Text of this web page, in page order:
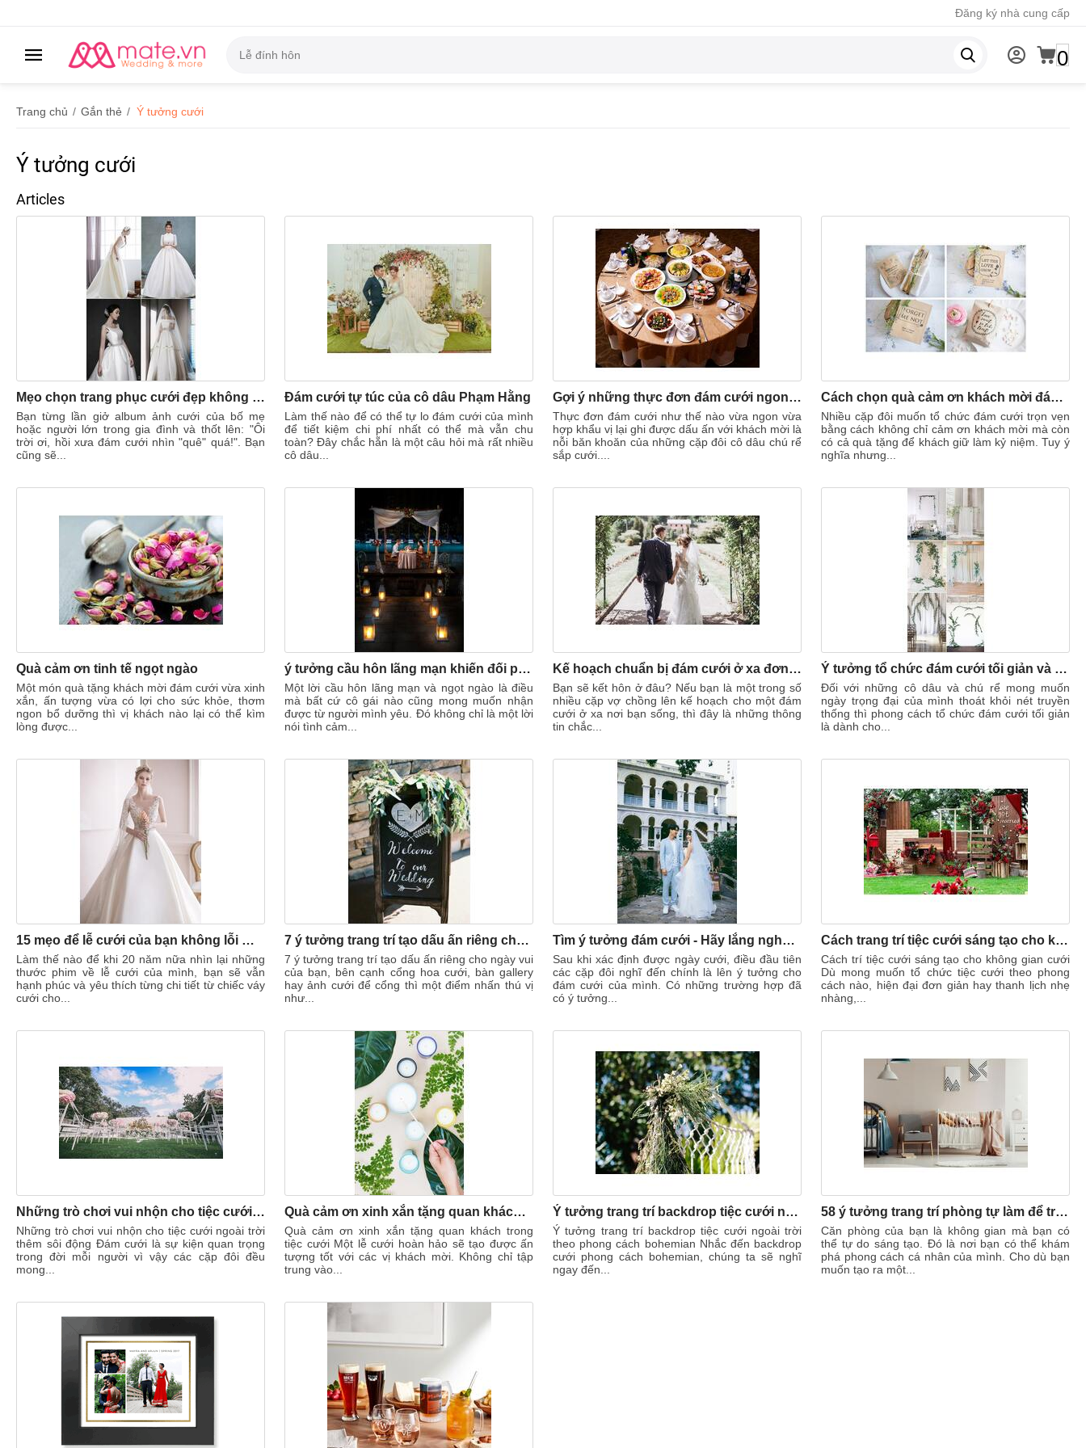
Đăng ký nhà cung cấp
0
Trang chủ / Gắn thẻ / Ý tưởng cưới
Ý tưởng cưới
Articles
Mẹo chọn trang phục cưới đẹp không lạc hậu bất chấp 25 năm sau
Bạn từng lần giở album ảnh cưới của bố mẹ
hoặc người lớn trong gia đình và thốt lên: "Ôi
trời ơi, hồi xưa đám cưới nhìn "quê" quá!". Bạn
cũng sẽ...
Đám cưới tự túc của cô dâu Phạm Hằng
Làm thế nào để có thể tự lo đám cưới của mình
để tiết kiệm chi phí nhất có thể mà vẫn chu
toàn? Đây chắc hẵn là một câu hỏi mà rất nhiều
cô dâu...
Gợi ý những thực đơn đám cưới ngon, lạ, sang trọng
Thực đơn đám cưới như thế nào vừa ngon vừa
hợp khẩu vị lại ghi được dấu ấn với khách mời là
nỗi băn khoăn của những cặp đôi cô dâu chú rể
sắp cưới....
Cách chọn quà cảm ơn khách mời đám cưới vừa đẹp vừa tiết kiệm
Nhiều cặp đôi muốn tổ chức đám cưới trọn vẹn
bằng cách không chỉ cảm ơn khách mời mà còn
có cả quà tặng để khách giữ làm kỷ niệm. Tuy ý
nghĩa nhưng...
Quà cảm ơn tinh tế ngọt ngào
Một món quà tặng khách mời đám cưới vừa xinh
xắn, ấn tượng vừa có lợi cho sức khỏe, thơm
ngon bổ dưỡng thì vị khách nào lại có thể kìm
lòng được...
ý tưởng cầu hôn lãng mạn khiến đối phương không thể chối từ
Một lời cầu hôn lãng mạn và ngọt ngào là điều
mà bất cứ cô gái nào cũng mong muốn nhận
được từ người mình yêu. Đó không chỉ là một lời
nói tình cảm...
Kế hoạch chuẩn bị đám cưới ở xa đơn giản dành cho các cặp đôi
Bạn sẽ kết hôn ở đâu? Nếu bạn là một trong số
nhiều cặp vợ chồng lên kế hoạch cho một đám
cưới ở xa nơi bạn sống, thì đây là những thông
tin chắc...
Ý tưởng tổ chức đám cưới tối giản và sang trọng cho cặp đôi trong năm 2020
Đối với những cô dâu và chú rể mong muốn
ngày trọng đại của mình thoát khỏi nét truyền
thống thì phong cách tổ chức đám cưới tối giản
là dành cho...
15 mẹo để lễ cưới của bạn không lỗi mốt ngay cả khi 20 năm nữa trôi qua
Làm thế nào để khi 20 năm nữa nhìn lại những
thước phim về lễ cưới của mình, bạn sẽ vẫn
hạnh phúc và yêu thích từng chi tiết từ chiếc váy
cưới cho...
7 ý tưởng trang trí tạo dấu ấn riêng cho ngày vui của bạn
7 ý tưởng trang trí tạo dấu ấn riêng cho ngày vui
của bạn, bên cạnh cổng hoa cưới, bàn gallery
hay ảnh cưới để cổng thì một điểm nhấn thú vị
như...
Tìm ý tưởng đám cưới - Hãy lắng nghe chính mình!
Sau khi xác định được ngày cưới, điều đầu tiên
các cặp đôi nghĩ đến chính là lên ý tưởng cho
đám cưới của mình. Có những trường hợp đã
có ý tưởng...
Cách trang trí tiệc cưới sáng tạo cho không gian cưới ấn tượng
Cách trí tiệc cưới sáng tạo cho không gian cưới
Dù mong muốn tổ chức tiệc cưới theo phong
cách nào, hiện đại đơn giản hay thanh lịch nhẹ
nhàng,...
Những trò chơi vui nhộn cho tiệc cưới ngoài trời thêm sôi động
Những trò chơi vui nhộn cho tiệc cưới ngoài trời
thêm sôi động Đám cưới là sự kiện quan trọng
trong đời mỗi người vì vậy các cặp đôi đều
mong...
Quà cảm ơn xinh xắn tặng quan khách trong tiệc cưới
Quà cảm ơn xinh xắn tặng quan khách trong
tiệc cưới Một lễ cưới hoàn hảo sẽ tạo được ấn
tượng tốt với các vị khách mời. Không chỉ tập
trung vào...
Ý tưởng trang trí backdrop tiệc cưới ngoài trời theo phong cách bohemian
Ý tưởng trang trí backdrop tiệc cưới ngoài trời
theo phong cách bohemian Nhắc đến backdrop
cưới phong cách bohemian, chúng ta sẽ nghĩ
ngay đến...
58 ý tưởng trang trí phòng tự làm để trang trí phòng cho vợ chồng trẻ
Căn phòng của bạn là không gian mà bạn có
thể tự do sáng tạo. Đó là nơi bạn có thể khám
phá phong cách cá nhân của mình. Cho dù bạn
muốn tạo ra một...